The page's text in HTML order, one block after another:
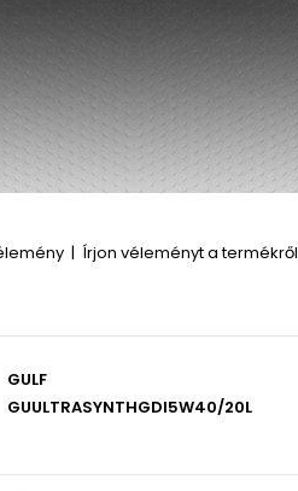
| Írjon véleményt a termékről
GULF
GUULTRASYNTHGDI5W40/20L